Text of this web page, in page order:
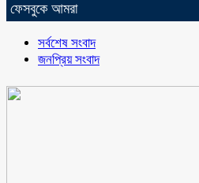
ফেসবুকে আমরা
সর্বশেষ সংবাদ
জনপ্রিয় সংবাদ